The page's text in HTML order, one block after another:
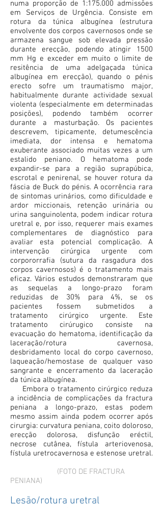
numa proporção de 1:175.000 admissões
em Serviços de Urgência. Consiste em
rotura da túnica albugínea (estrutura
envolvente dos corpos cavernosos onde se
armazena sangue sob elevada pressão
durante erecção, podendo atingir 1500
mm Hg e exceder em muito o limite de
resitência de uma adelgaçada túnica
albugínea em erecção), quando o pénis
erecto sofre um traumatismo major,
habitualmente durante actividade sexual
violenta (especialmente em determinadas
posições), podendo também ocorrer
durante a masturbação. Os pacientes
descrevem, tipicamente, detumescência
imediata, dor intensa e hematoma
exuberante associado muitas vezes a um
estalido peniano. O hematoma pode
expandir-se para a região suprapúbica,
escrotal e penirenal, se houver rotura da
fáscia de Buck do pénis. A ocorrência rara
de sintomas urinários, como dificuldade e
ardor miccionais, retenção urinária ou
urina sanguinolenta, podem indicar rotura
uretral e, por isso, requerer mais exames
complementares de diagnóstico para
avaliar esta potencial complicação. A
intervenção cirúrgica urgente com
corpororrafia (sutura da rasgadura dos
corpos cavernosos) é o tratamento mais
eficaz. Vários estudos demonstraram que
as sequelas a longo-prazo foram
reduzidas de 30% para 4%, se os
pacientes fossem submetidos a
tratamento cirúrgico urgente. Este
tratamento cirúrugico consiste na
evacuação do hematoma, identificação da
laceração/rotura cavernosa,
desbridamento local do corpo cavernoso,
laqueação/hemostase de qualquer vaso
sangrante e encerramento da laceração
da túnica albugínea.
Embora o tratamento cirúrgico reduza
a incidência de complicações da fractura
peniana a longo-prazo, estas podem
mesmo assim ainda podem ocorrer após
cirurgia: curvatura peniana, coito doloroso,
erecção dolorosa, disfunção eréctil,
necrose cutânea, fístula arteriovenosa,
fístula uretrocavernosa e estenose uretral.
(FOTO DE FRACTURA
PENIANA)
Lesão/rotura uretral